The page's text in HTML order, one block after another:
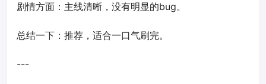
剧情方面：主线清晰，没有明显的bug。
总结一下：推荐，适合一口气刷完。
---